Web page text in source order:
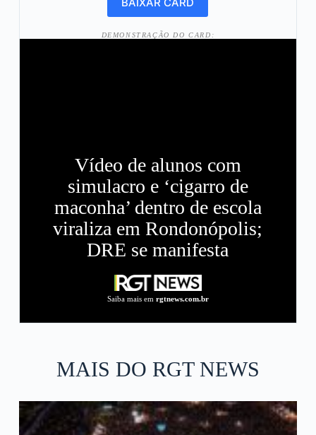
DEMONSTRAÇÃO DO CARD:
Vídeo de alunos com
simulacro e ‘cigarro de
maconha’ dentro de escola
viraliza em Rondonópolis;
DRE se manifesta
Saiba mais em rgtnews.com.br
MAIS DO RGT NEWS